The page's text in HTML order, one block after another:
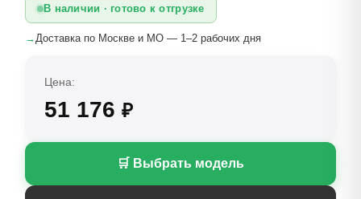
В наличии · готово к отгрузке
→Доставка по Москве и МО — 1–2 рабочих дня
Цена:
51 176 ₽
🛒 Выбрать модель